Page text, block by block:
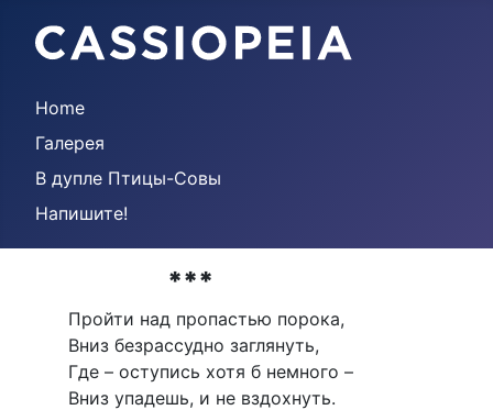
Home
Галерея
В дупле Птицы-Совы
Напишите!
***
Пройти над пропастью порока,
Вниз безрассудно заглянуть,
Где – оступись хотя б немного –
Вниз упадешь, и не вздохнуть.